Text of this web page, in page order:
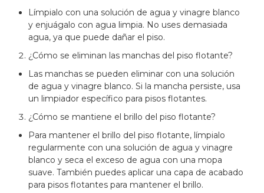
Límpialo con una solución de agua y vinagre blanco
y enjuágalo con agua limpia. No uses demasiada
agua, ya que puede dañar el piso.
¿Cómo se eliminan las manchas del piso flotante?
Las manchas se pueden eliminar con una solución
de agua y vinagre blanco. Si la mancha persiste, usa
un limpiador específico para pisos flotantes.
¿Cómo se mantiene el brillo del piso flotante?
Para mantener el brillo del piso flotante, límpialo
regularmente con una solución de agua y vinagre
blanco y seca el exceso de agua con una mopa
suave. También puedes aplicar una capa de acabado
para pisos flotantes para mantener el brillo.